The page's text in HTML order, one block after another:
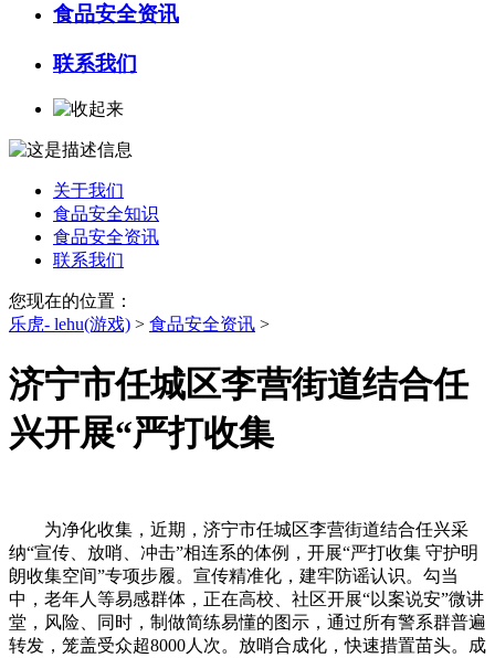
食品安全资讯
联系我们
关于我们
食品安全知识
食品安全资讯
联系我们
您现在的位置：
乐虎- lehu(游戏) > 食品安全资讯 >
济宁市任城区李营街道结合任
兴开展“严打收集
为净化收集，近期，济宁市任城区李营街道结合任兴采
纳“宣传、放哨、冲击”相连系的体例，开展“严打收集 守护明
朗收集空间”专项步履。宣传精准化，建牢防谣认识。勾当
中，老年人等易感群体，正在高校、社区开展“以案说安”微讲
堂，风险、同时，制做简练易懂的图示，通过所有警系群普遍
转发，笼盖受众超8000人次。放哨合成化，快速措置苗头。成